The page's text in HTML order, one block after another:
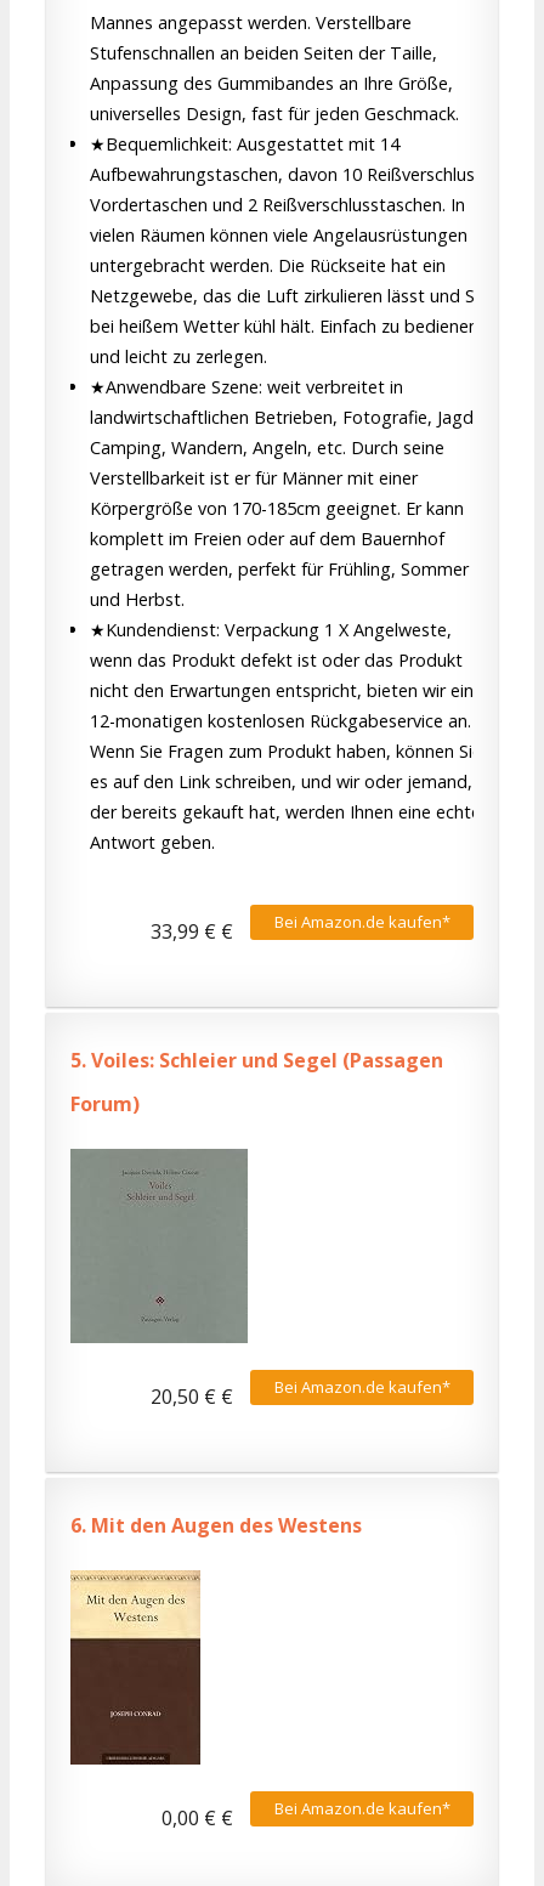
Mannes angepasst werden. Verstellbare
Stufenschnallen an beiden Seiten der Taille,
Anpassung des Gummibandes an Ihre Größe,
universelles Design, fast für jeden Geschmack.
★Bequemlichkeit: Ausgestattet mit 14
Aufbewahrungstaschen, davon 10 Reißverschluss-
Vordertaschen und 2 Reißverschlusstaschen. In
vielen Räumen können viele Angelausrüstungen
untergebracht werden. Die Rückseite hat ein
Netzgewebe, das die Luft zirkulieren lässt und Sie
bei heißem Wetter kühl hält. Einfach zu bedienen
und leicht zu zerlegen.
★Anwendbare Szene: weit verbreitet in
landwirtschaftlichen Betrieben, Fotografie, Jagd,
Camping, Wandern, Angeln, etc. Durch seine
Verstellbarkeit ist er für Männer mit einer
Körpergröße von 170-185cm geeignet. Er kann
komplett im Freien oder auf dem Bauernhof
getragen werden, perfekt für Frühling, Sommer
und Herbst.
★Kundendienst: Verpackung 1 X Angelweste,
wenn das Produkt defekt ist oder das Produkt
nicht den Erwartungen entspricht, bieten wir einen
12-monatigen kostenlosen Rückgabeservice an.
Wenn Sie Fragen zum Produkt haben, können Sie
es auf den Link schreiben, und wir oder jemand,
der bereits gekauft hat, werden Ihnen eine echte
Antwort geben.
Bei Amazon.de kaufen*
33,99 € €
5.Voiles: Schleier und Segel (Passagen
Forum)
Bei Amazon.de kaufen*
20,50 € €
6. Mit den Augen des Westens
Bei Amazon.de kaufen*
0,00 € €